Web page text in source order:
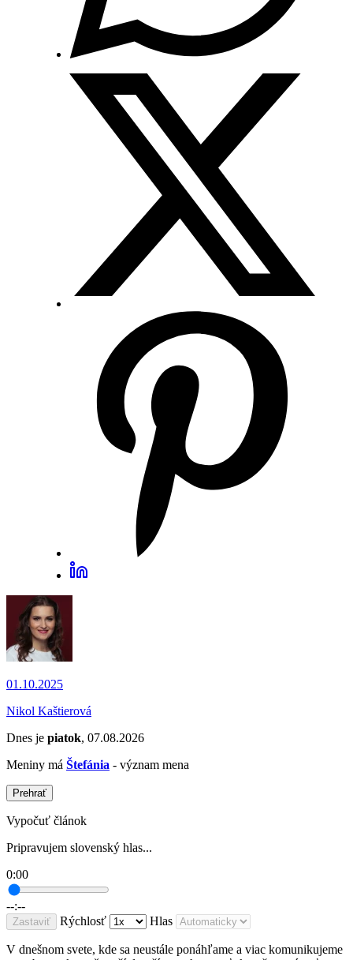
01.10.2025
Nikol Kaštierová
Dnes je piatok, 07.08.2026
Meniny má Štefánia - význam mena
Prehrať
Vypočuť článok
Pripravujem slovenský hlas...
0:00
--:--
Zastaviť Rýchlosť Hlas
V dnešnom svete, kde sa neustále ponáhľame a viac komunikujeme